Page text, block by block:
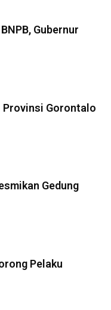
Gubernur
Provinsi Gorontalo
Gedung
Pelaku